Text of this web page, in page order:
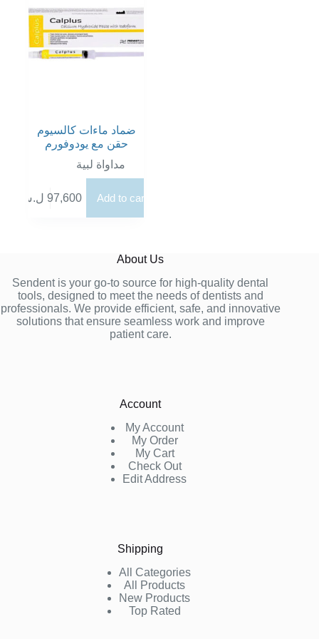
اختيار
الخيارات
على
صفحة
ضماد ماءات كالسيوم
حقن مع يودوفورم
مداواة لبية
97,600 ل.س Add to cart
About Us
Sendent is your go-to source for high-quality dental
tools, designed to meet the needs of dentists and
professionals. We provide efficient, safe, and innovative
solutions that ensure seamless work and improve
patient care.
Account
My Account
My Order
My Cart
Check Out
Edit Address
Shipping
All Categories
All Products
New Products
Top Rated